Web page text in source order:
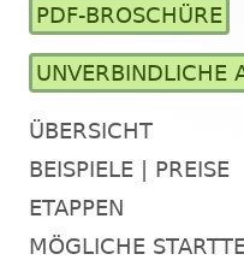
Seitenleiste
PDF-BROSCHÜRE
UNVERBINDLICHE
ÜBERSICHT
BEISPIELE | PREISE
ETAPPEN
MÖGLICHE